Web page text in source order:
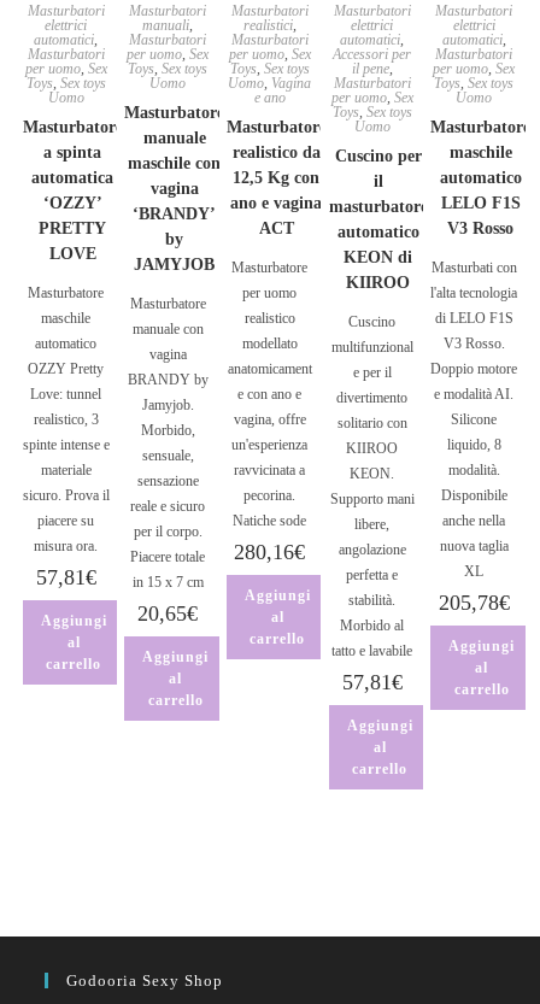
Masturbatori
elettrici
automatici
Masturbatori
per uomo, Sex
Toys Sex toys
Uomo
Masturbatore
a spinta
automatica
‘OZZY’
PRETTY
LOVE
Masturbatore
maschile
automatico
OZZY Pretty
Love: tunnel
realistico, 3
spinte intense e
materiale
sicuro. Prova il
piacere su
misura ora.
57,81€
Aggiungi
al
carrello
Masturbatori
manuali
Masturbatori
per uomo ,Sex
Toys ,Sex toys
Uomo
Masturbatore
manuale
maschile con
vagina
‘BRANDY’
by
JAMYJOB
Masturbatore
manuale con
vagina
BRANDY by
Jamyjob.
Morbido,
sensuale,
sensazione
reale e sicuro
per il corpo.
Piacere totale
in 15 x 7 cm
20,65€
Aggiungi
al
carrello
Masturbatori
realistici,
Masturbatori
per uomo, Sex
Toys Sex toys
Uomo Vagina
e ano
Masturbatore
realistico da
12,5 Kg con
ano e vagina
ACT
Masturbatore
per uomo
realistico
modellato
anatomicament
e con ano e
vagina, offre
un'esperienza
ravvicinata a
pecorina.
Natiche sode
280,16€
Aggiungi
al
carrello
Masturbatori
elettrici
automatici
Accessori per
il pene,
Masturbatori
per uomo, Sex
Toys Sex toys
Uomo
Cuscino per
il
masturbatore
automatico
KEON di
KIIROO
Cuscino
multifunzional
e per il
divertimento
solitario con
KIIROO
KEON.
Supporto mani
libere,
angolazione
perfetta e
stabilità.
Morbido al
tatto e lavabile
57,81€
Aggiungi
al
carrello
Masturbatori
elettrici
automatici,
Masturbatori
per uomo ,Sex
Toys ,Sex toys
Uomo
Masturbatore
maschile
automatico
LELO F1S
V3 Rosso
Masturbati con
l'alta tecnologia
di LELO F1S
V3 Rosso.
Doppio motore
e modalità AI.
Silicone
liquido, 8
modalità.
Disponibile
anche nella
nuova taglia
XL
205,78€
Aggiungi
al
carrello
Godooria Sexy Shop